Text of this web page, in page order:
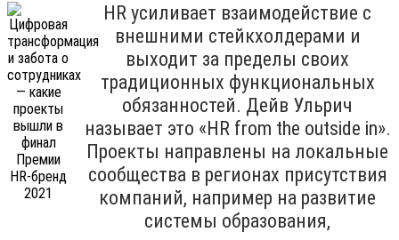
HR усиливает взаимодействие с
внешними стейкхолдерами и
выходит за пределы своих
традиционных функциональных
обязанностей. Дейв Ульрич
называет это «HR from the outside in».
Проекты направлены на локальные
сообщества в регионах присутствия
компаний, например на развитие
системы образования,